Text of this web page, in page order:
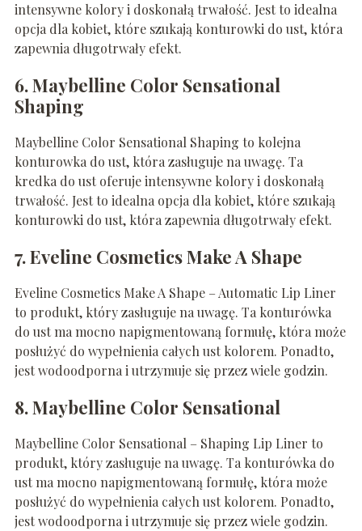
intensywne kolory i doskonałą trwałość. Jest to idealna
opcja dla kobiet, które szukają konturowki do ust, która
zapewnia długotrwały efekt.
6. Maybelline Color Sensational
Shaping
Maybelline Color Sensational Shaping to kolejna
konturowka do ust, która zasługuje na uwagę. Ta
kredka do ust oferuje intensywne kolory i doskonałą
trwałość. Jest to idealna opcja dla kobiet, które szukają
konturowki do ust, która zapewnia długotrwały efekt.
7. Eveline Cosmetics Make A Shape
Eveline Cosmetics Make A Shape – Automatic Lip Liner
to produkt, który zasługuje na uwagę. Ta konturówka
do ust ma mocno napigmentowaną formułę, która może
posłużyć do wypełnienia całych ust kolorem. Ponadto,
jest wodoodporna i utrzymuje się przez wiele godzin.
8. Maybelline Color Sensational
Maybelline Color Sensational – Shaping Lip Liner to
produkt, który zasługuje na uwagę. Ta konturówka do
ust ma mocno napigmentowaną formułę, która może
posłużyć do wypełnienia całych ust kolorem. Ponadto,
jest wodoodporna i utrzymuje się przez wiele godzin.